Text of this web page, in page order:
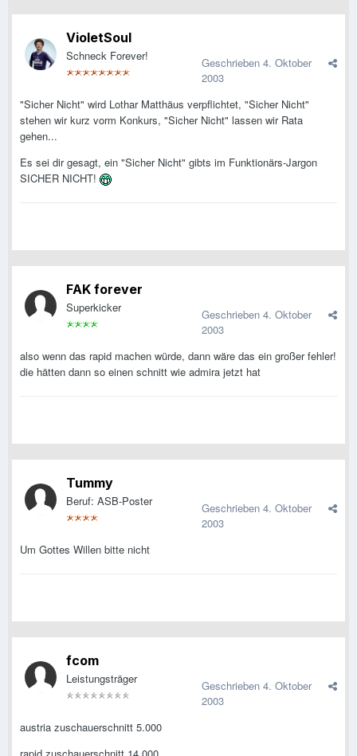
VioletSoul
Schneck Forever! Geschrieben 4. Oktober
2003
"Sicher Nicht" wird Lothar Matthäus verpflichtet, "Sicher Nicht"
stehen wir kurz vorm Konkurs, "Sicher Nicht" lassen wir Rata
gehen...
Es sei dir gesagt, ein "Sicher Nicht" gibts im Funktionärs-Jargon
SICHER NICHT!
FAK forever
Superkicker Geschrieben 4. Oktober
2003
also wenn das rapid machen würde, dann wäre das ein großer fehler!
die hätten dann so einen schnitt wie admira jetzt hat
Tummy
Beruf: ASB-Poster Geschrieben 4. Oktober
2003
Um Gottes Willen bitte nicht
fcom
Leistungsträger Geschrieben 4. Oktober
2003
austria zuschauerschnitt 5.000